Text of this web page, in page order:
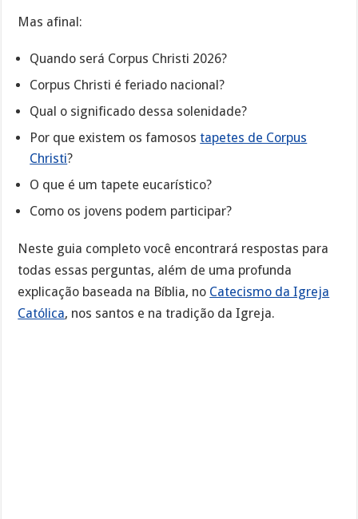
Mas afinal:
Quando será Corpus Christi 2026?
Corpus Christi é feriado nacional?
Qual o significado dessa solenidade?
Por que existem os famosostapetes de Corpus
Christi?
O que é um tapete eucarístico?
Como os jovens podem participar?
Neste guia completo você encontrará respostas para
todas essas perguntas, além de uma profunda
explicação baseada na Bíblia, no Catecismo da Igreja
Católica, nos santos e na tradição da Igreja.